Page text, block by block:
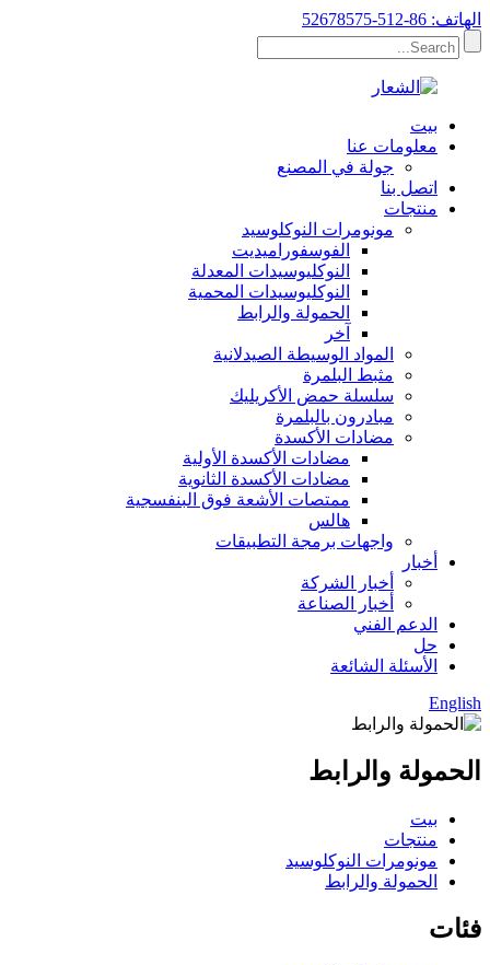
الهاتف: 86-512-52678575
بيت
معلومات عنا
جولة في المصنع
اتصل بنا
منتجات
مونومرات النوكلوسيد
الفوسفوراميديت
النوكليوسيدات المعدلة
النوكليوسيدات المحمية
الحمولة والرابط
آخر
المواد الوسيطة الصيدلانية
مثبط البلمرة
سلسلة حمض الأكريليك
مبادرون بالبلمرة
مضادات الأكسدة
مضادات الأكسدة الأولية
مضادات الأكسدة الثانوية
ممتصات الأشعة فوق البنفسجية
هالس
واجهات برمجة التطبيقات
أخبار
أخبار الشركة
أخبار الصناعة
الدعم الفني
حل
الأسئلة الشائعة
English
الحمولة والرابط
بيت
منتجات
مونومرات النوكلوسيد
الحمولة والرابط
فئات